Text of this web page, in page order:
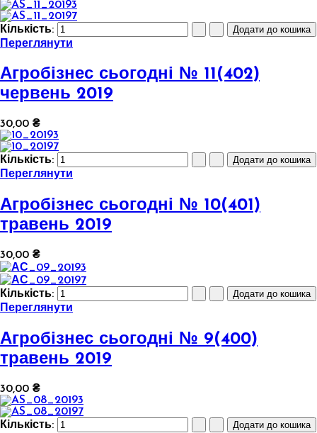
Кількість:
Переглянути
Агробізнес сьогодні № 11(402)
червень 2019
30,00 ₴
Кількість:
Переглянути
Агробізнес сьогодні № 10(401)
травень 2019
30,00 ₴
Кількість:
Переглянути
Агробізнес сьогодні № 9(400)
травень 2019
30,00 ₴
Кількість: